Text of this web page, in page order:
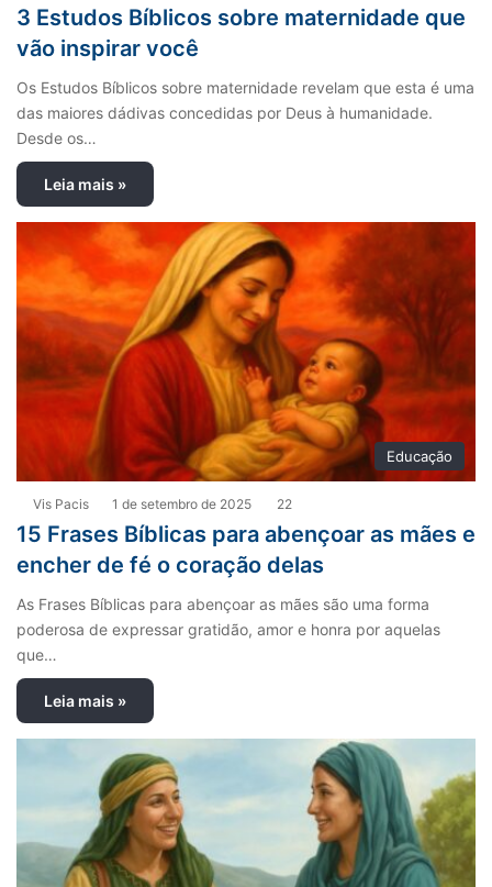
3 Estudos Bíblicos sobre maternidade que
vão inspirar você
Os Estudos Bíblicos sobre maternidade revelam que esta é uma
das maiores dádivas concedidas por Deus à humanidade.
Desde os…
Leia mais »
Educação
Vis Pacis 1 de setembro de 2025 22
15 Frases Bíblicas para abençoar as mães e
encher de fé o coração delas
As Frases Bíblicas para abençoar as mães são uma forma
poderosa de expressar gratidão, amor e honra por aquelas
que…
Leia mais »